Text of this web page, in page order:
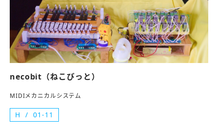
necobit（ねこびっと）
MIDIメカニカルシステム
H 01-11